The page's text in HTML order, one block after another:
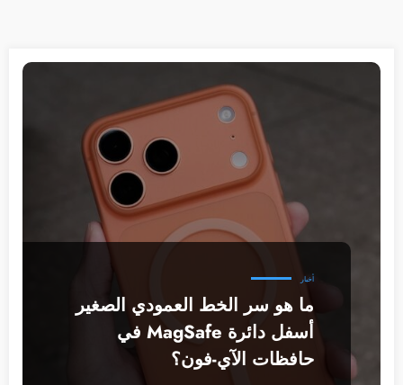
أخبار
ما هو سر الخط العمودي الصغير
أسفل دائرة MagSafe في
حافظات الآي-فون؟